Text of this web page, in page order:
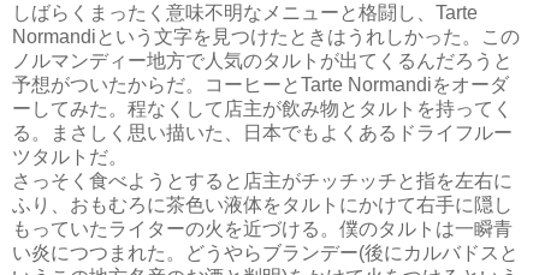
しばらくまったく意味不明なメニューと格闘し、Tarte
Normandiという文字を見つけたときはうれしかった。この
ノルマンディー地方で人気のタルトが出てくるんだろうと
予想がついたからだ。コーヒーとTarte Normandiをオーダ
ーしてみた。程なくして店主が飲み物とタルトを持ってく
る。まさしく思い描いた、日本でもよくあるドライフルー
ツタルトだ。
さっそく食べようとすると店主がチッチッチと指を左右に
ふり、おもむろに茶色い液体をタルトにかけて右手に隠し
もっていたライターの火を近づける。僕のタルトは一瞬青
い炎につつまれた。どうやらブランデー(後にカルバドスと